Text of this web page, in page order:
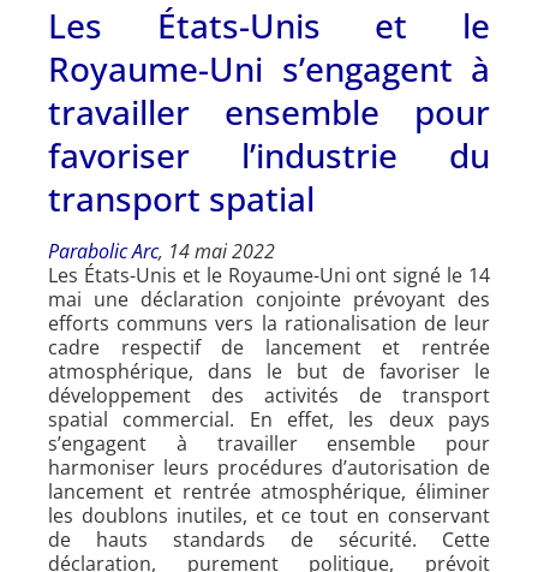
Les États-Unis et le
Royaume-Uni s’engagent à
travailler ensemble pour
favoriser l’industrie du
transport spatial
Parabolic Arc, 14 mai 2022
Les États-Unis et le Royaume-Uni ont signé le 14
mai une déclaration conjointe prévoyant des
efforts communs vers la rationalisation de leur
cadre respectif de lancement et rentrée
atmosphérique, dans le but de favoriser le
développement des activités de transport
spatial commercial. En effet, les deux pays
s’engagent à travailler ensemble pour
harmoniser leurs procédures d’autorisation de
lancement et rentrée atmosphérique, éliminer
les doublons inutiles, et ce tout en conservant
de hauts standards de sécurité. Cette
déclaration, purement politique, prévoit